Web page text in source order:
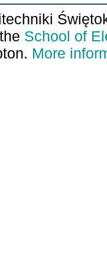
School of
More